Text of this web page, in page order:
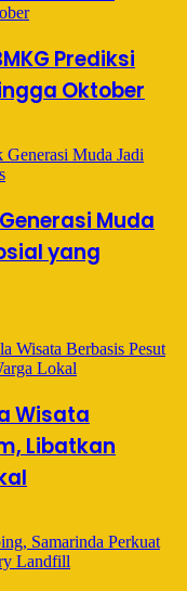
Prediksi
Oktober
Muda
yang
Wisata
Libatkan